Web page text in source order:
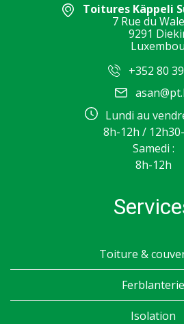
Toitures Käppeli
7 Rue du
9291
+352 80
Lundi au
8h-12h /
Samedi :
8h-12h
Toiture &
Ferblanterie
Isolation